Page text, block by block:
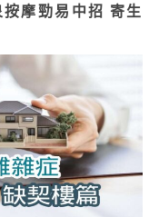
摩勁易中招 寄生